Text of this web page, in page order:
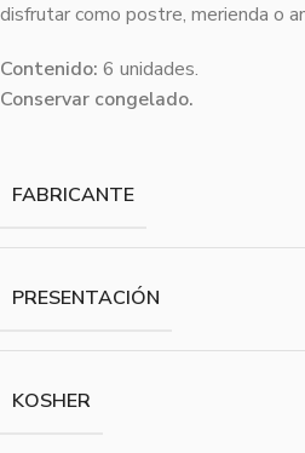
disfrutar como postre, merienda o
Contenido: 6 unidades.
Conservar congelado.
FABRICANTE
PRESENTACIÓN
KOSHER